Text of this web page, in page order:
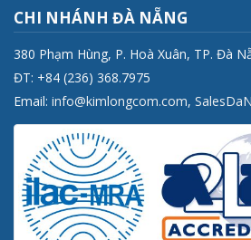
CHI NHÁNH ĐÀ NẴNG
380 Phạm Hùng, P. Hoà Xuân, TP. Đà
ĐT: +84 (236) 368.7975
Email: info@kimlongcom.com,